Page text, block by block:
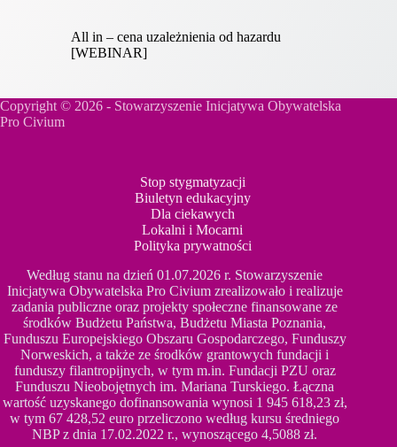
All in – cena uzależnienia od hazardu
[WEBINAR]
Copyright © 2026 - Stowarzyszenie Inicjatywa Obywatelska
Pro Civium
Stop stygmatyzacji
Biuletyn edukacyjny
Dla ciekawych
Lokalni i Mocarni
Polityka prywatności
Według stanu na dzień 01.07.2026 r. Stowarzyszenie
Inicjatywa Obywatelska Pro Civium zrealizowało i realizuje
zadania publiczne oraz projekty społeczne finansowane ze
środków Budżetu Państwa, Budżetu Miasta Poznania,
Funduszu Europejskiego Obszaru Gospodarczego, Funduszy
Norweskich, a także ze środków grantowych fundacji i
funduszy filantropijnych, w tym m.in. Fundacji PZU oraz
Funduszu Nieobojętnych im. Mariana Turskiego. Łączna
wartość uzyskanego dofinansowania wynosi 1 945 618,23 zł,
w tym 67 428,52 euro przeliczono według kursu średniego
NBP z dnia 17.02.2022 r., wynoszącego 4,5088 zł.